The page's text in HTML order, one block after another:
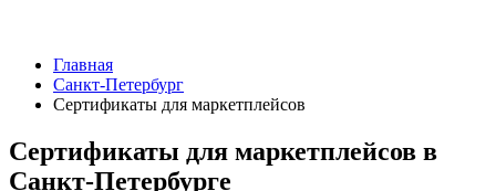
Главная
Санкт-Петербург
Сертификаты для маркетплейсов
Сертификаты для маркетплейсов в
Санкт-Петербурге